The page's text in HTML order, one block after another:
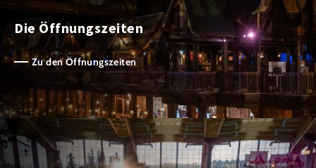
Die Öffnungszeiten
Zu den Öffnungszeiten